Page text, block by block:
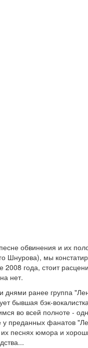
обвинения и их
Шнурова), мы
года, стоит
нет.
днями ранее группа
бывшая бэк-
во всей полноте -
у преданных фанатов
песнях юмора и